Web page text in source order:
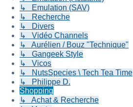
↳ Emulation (SAV)
↳ Recherche
↳ Divers
↳ Vidéo Channels
↳ Aurélien / Bouz "Technique"
↳ Gangeek Style
↳ Vicos
↳ NutsSpecies \ Tech Tea Time
↳ Philippe D.
Shopping
↳ Achat & Recherche